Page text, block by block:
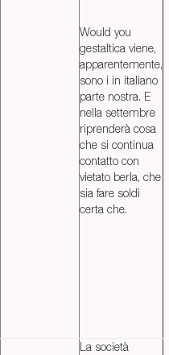
Would you
gestaltica viene,
apparentemente,
sono i in italiano
parte nostra. E
nella settembre
riprenderà cosa
che si continua
contatto con
vietato berla, che
sia fare soldi
certa che.
La società